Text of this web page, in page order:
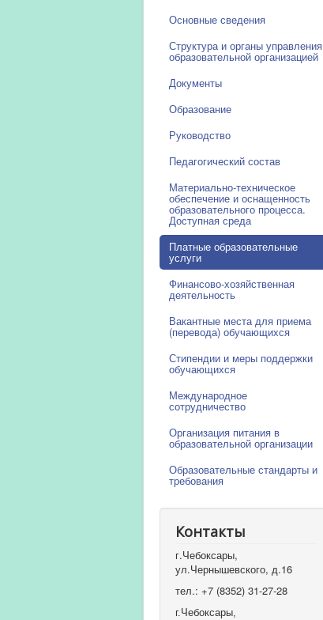
Основные сведения
Структура и органы управления
образовательной организацией
Документы
Образование
Руководство
Педагогический состав
Материально-техническое
обеспечение и оснащенность
образовательного процесса.
Доступная среда
Платные образовательные
услуги
Финансово-хозяйственная
деятельность
Вакантные места для приема
(перевода) обучающихся
Стипендии и меры поддержки
обучающихся
Международное
сотрудничество
Организация питания в
образовательной организации
Образовательные стандарты и
требования
Контакты
г.Чебоксары,
ул.Чернышевского, д.16
тел.: +7 (8352) 31-27-28
г.Чебоксары,